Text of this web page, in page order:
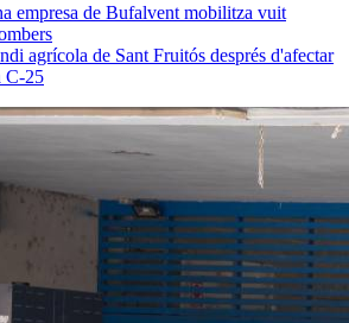
empresa de Bufalvent mobilitza vuit
agrícola de Sant Fruitós després d'afectar
C-25